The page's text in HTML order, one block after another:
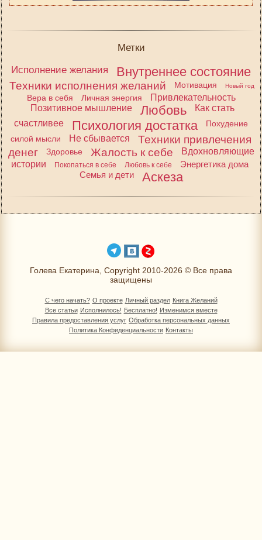
Метки
Исполнение желания
Внутреннее состояние
Техники исполнения желаний Мотивация Новый год
Вера в себя Личная энергия
Привлекательность
Позитивное мышление
Любовь
Как стать
счастливее
Психология достатка
Похудение
силой мысли
Не сбывается
Техники привлечения
денег
Здоровье Жалость к себе
Вдохновляющие
истории
Покопаться в себе Любовь к себе
Энергетика дома
Семья и дети
Аскеза
Голева Екатерина, Copyright 2010-2026 © Все права
защищены
С чего начать? О проекте Личный раздел Книга Желаний
Все статьи Исполнилось! Бесплатно! Изменимся вместе
Правила предоставления услуг Обработка персональных данных
Политика Конфиденциальности Контакты